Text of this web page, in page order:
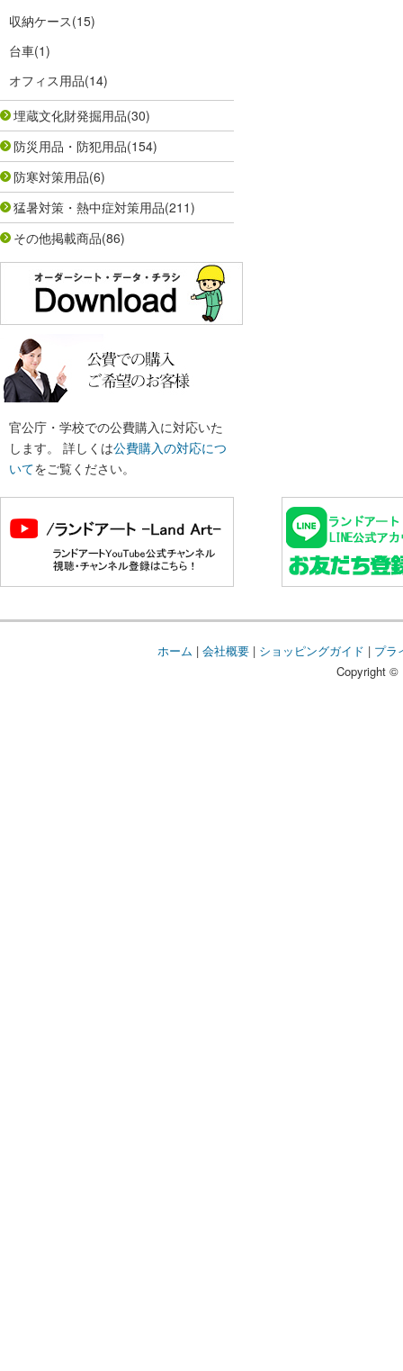
収納ケース(15)
台車(1)
オフィス用品(14)
埋蔵文化財発掘用品(30)
防災用品・防犯用品(154)
防寒対策用品(6)
猛暑対策・熱中症対策用品(211)
その他掲載商品(86)
官公庁・学校での公費購入に対応いた
します。 詳しくは公費購入の対応につ
いてをご覧ください。
ホーム | 会社概要| ショッピングガイド | プラ
Copyright ©